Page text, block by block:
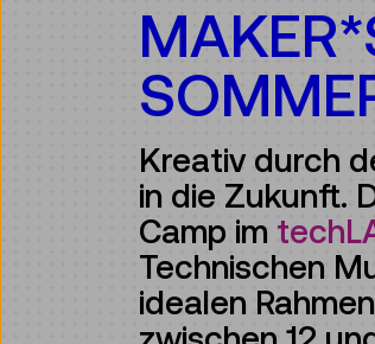
Kreativ durch
in die Zukunft.
Camp im
Technischen
idealen